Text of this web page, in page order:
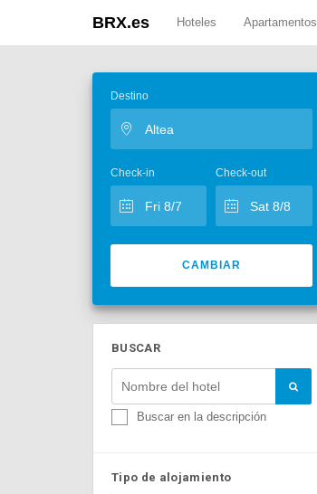
BRX.es Hoteles Apartamentos
Destino
Check-in Check-out
CAMBIAR
BUSCAR
Buscar en la descripción
Tipo de alojamiento